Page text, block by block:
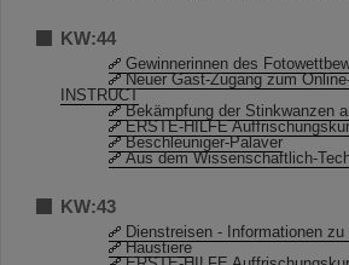
KW:44
Gewinnerinnen des
Neuer Gast-Zugang zum
INSTRUCT
Bekämpfung der Stinkwanzen
ERSTE-HILFE
Beschleuniger-Palaver
Aus dem Wissenschaftlich-
KW:43
Dienstreisen - Informationen
Haustiere